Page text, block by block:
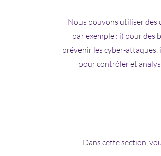
Nous pouvons utiliser des
par exemple : i) pour
prévenir les cyber-
pour contrôler et
Dans cette section,